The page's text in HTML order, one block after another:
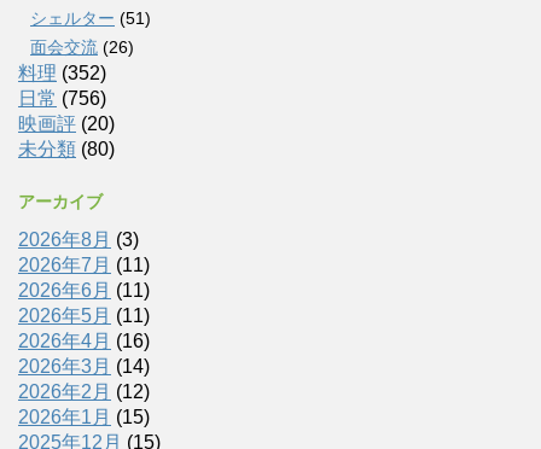
シェルター (51)
面会交流 (26)
料理 (352)
日常 (756)
映画評 (20)
未分類 (80)
アーカイブ
2026年8月 (3)
2026年7月 (11)
2026年6月 (11)
2026年5月 (11)
2026年4月 (16)
2026年3月 (14)
2026年2月 (12)
2026年1月 (15)
2025年12月 (15)